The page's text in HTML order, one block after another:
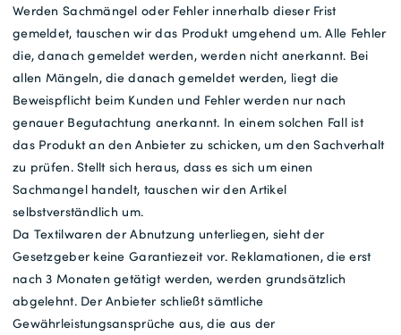
Werden Sachmängel oder Fehler innerhalb dieser Frist
gemeldet, tauschen wir das Produkt umgehend um. Alle Fehler
die, danach gemeldet werden, werden nicht anerkannt. Bei
allen Mängeln, die danach gemeldet werden, liegt die
Beweispflicht beim Kunden und Fehler werden nur nach
genauer Begutachtung anerkannt. In einem solchen Fall ist
das Produkt an den Anbieter zu schicken, um den Sachverhalt
zu prüfen. Stellt sich heraus, dass es sich um einen
Sachmangel handelt, tauschen wir den Artikel
selbstverständlich um.
Da Textilwaren der Abnutzung unterliegen, sieht der
Gesetzgeber keine Garantiezeit vor. Reklamationen, die erst
nach 3 Monaten getätigt werden, werden grundsätzlich
abgelehnt. Der Anbieter schließt sämtliche
Gewährleistungsansprüche aus, die aus der